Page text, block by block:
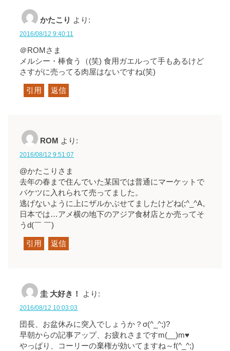
かたこり より:
2016/08/12 9:40:11
＠ROMさま
メルシー・棒食う（(笑) 食用ガエルって手もあるけど
さすがに売ってる肉屋はないですね(笑)
引用 返信
ROM より:
2016/08/12 9:51:07
@かたこりさま
去年の春まで住んでいた某国では普通にマーケットで
バケツに入れられて売ってました。
逃げないように上にザルかぶせてましたけどね(;^_^A。
日本では…アメ横の地下のアジア食材店とか売ってそ
うd(￣ ￣)
引用 返信
圭 大好き！ より:
2016/08/12 10:03:03
団長、お盆休みに突入でしょうか？σ(^_^;)?
早朝からの記事アップ、お疲れさまですm(__)m♥
やっぱり、コーリーの棄権が効いてますね～f(^_^;)